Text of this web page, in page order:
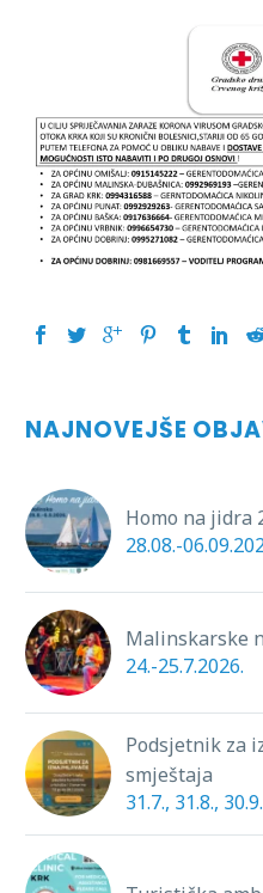
NAJNOVEJŠE
Homo na jidra
28.08.-
Malinskarske
24.-25.7.2026.
Podsjetnik za
smještaja
31.7., 31.8.,